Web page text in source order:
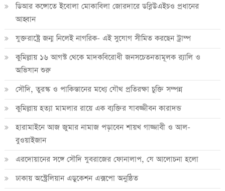
ডিআর কঙ্গোতে ইবোলা মোকাবিলা জোরদারে ডব্লিউএইচও প্রধানের
আহ্বান
যুক্তরাষ্ট্রে জন্ম নিলেই নাগরিক- এই সুযোগ সীমিত করছেন ট্রাম্প
কুমিল্লায় ১৬ আগস্ট থেকে মাদকবিরোধী জনসচেতনতামূলক র‍্যালি ও
অভিযান শুরু
সৌদি, তুরস্ক ও পাকিস্তানের মধ্যে যৌথ প্রতিরক্ষা চুক্তি সম্পন্ন
কুমিল্লায় হত্যা মামলার রায়ে এক ব্যক্তির যাবজ্জীবন কারাদন্ড
হারামাইনে আজ জুমার নামাজ পড়াবেন শায়খ গাজ্জাবী ও আল-
বুওয়াইজান
এরদোয়ানের সঙ্গে সৌদি যুবরাজের ফোনালাপ, যে আলোচনা হলো
ঢাকায় অস্ট্রেলিয়ান এডুকেশন এক্সপো অনুষ্ঠিত